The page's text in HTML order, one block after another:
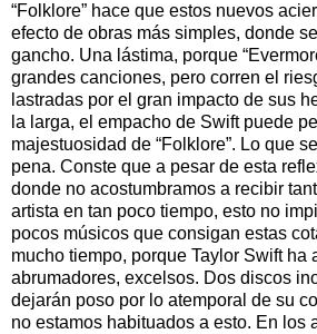
“Folklore” hace que estos nuevos
efecto de obras más simples, donde
gancho. Una lástima, porque
grandes canciones, pero corren el
lastradas por el gran impacto de sus
la larga, el empacho de Swift puede
majestuosidad de “Folklore”. Lo que
pena. Conste que a pesar de esta
donde no acostumbramos a recibir
artista en tan poco tiempo, esto no
pocos músicos que consigan estas
mucho tiempo, porque Taylor Swift ha
abrumadores, excelsos. Dos discos
dejarán poso por lo atemporal de su
no estamos habituados a esto. En los